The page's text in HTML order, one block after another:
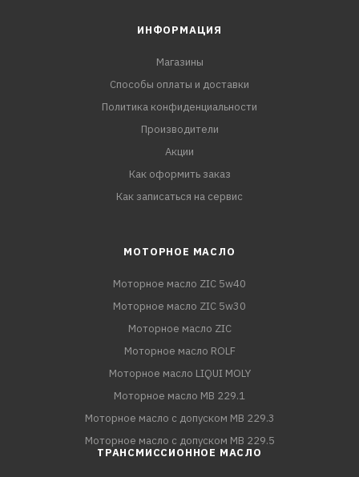
ИНФОРМАЦИЯ
Магазины
Способы оплаты и доставки
Политика конфиденциальности
Производители
Акции
Как оформить заказ
Как записаться на сервис
МОТОРНОЕ МАСЛО
Моторное масло ZIC 5w40
Моторное масло ZIC 5w30
Моторное масло ZIC
Моторное масло ROLF
Моторное масло LIQUI MOLY
Моторное масло MB 229.1
Моторное масло с допуском MB 229.3
Моторное масло с допуском MB 229.5
ТРАНСМИССИОННОЕ МАСЛО